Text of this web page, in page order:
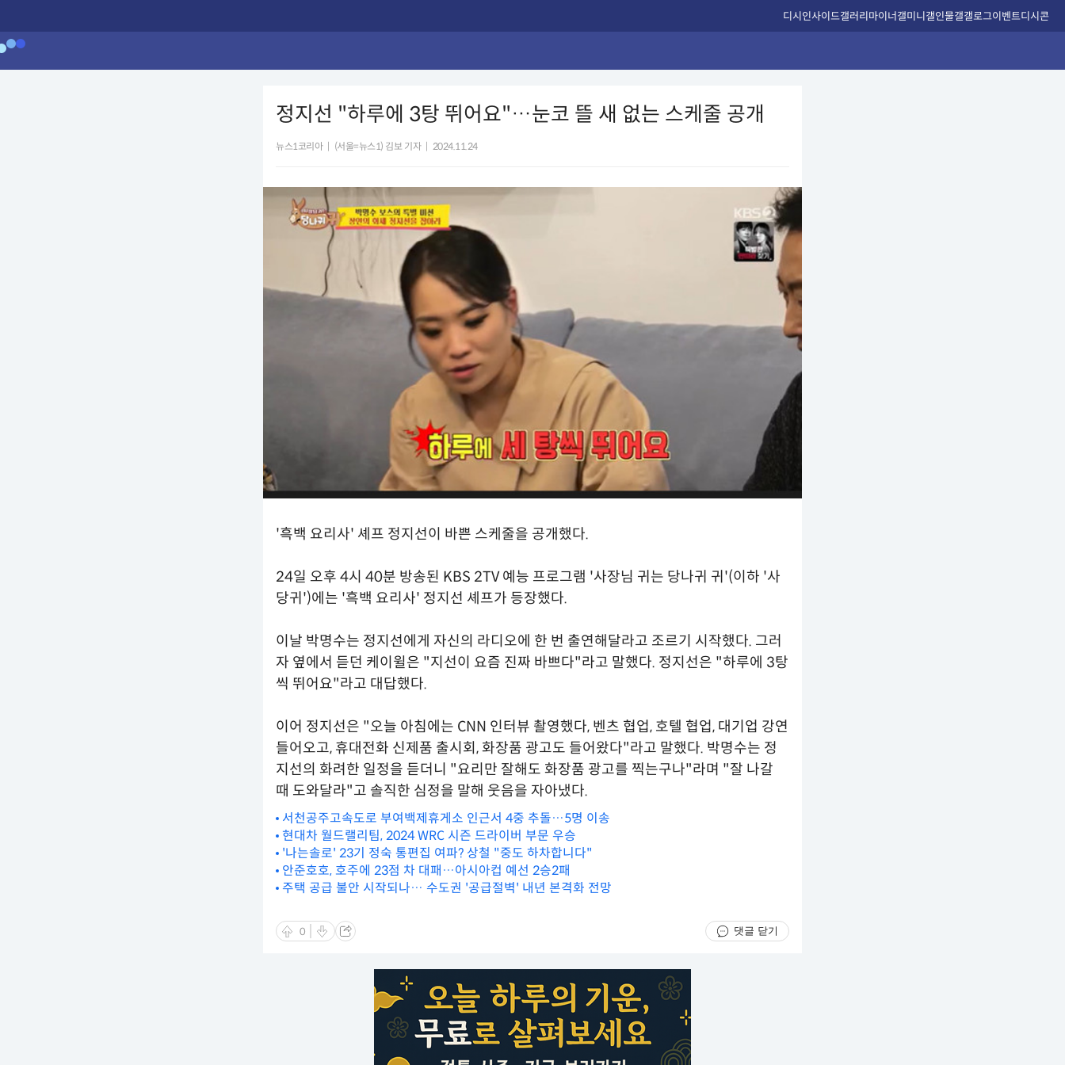
디시인사이드갤러리마이너갤미니갤인물갤갤로그이벤트디시콘
정지선 "하루에 3탕 뛰어요"…눈코 뜰 새 없는 스케줄 공개
뉴스1코리아 (서울=뉴스1) 김보 기자 2024.11.24
'흑백 요리사' 셰프 정지선이 바쁜 스케줄을 공개했다.
24일 오후 4시 40분 방송된 KBS 2TV 예능 프로그램 '사장님 귀는 당나귀 귀'(이하 '사
당귀')에는 '흑백 요리사' 정지선 셰프가 등장했다.
이날 박명수는 정지선에게 자신의 라디오에 한 번 출연해달라고 조르기 시작했다. 그러
자 옆에서 듣던 케이윌은 "지선이 요즘 진짜 바쁘다"라고 말했다. 정지선은 "하루에 3탕
씩 뛰어요"라고 대답했다.
이어 정지선은 "오늘 아침에는 CNN 인터뷰 촬영했다, 벤츠 협업, 호텔 협업, 대기업 강연
들어오고, 휴대전화 신제품 출시회, 화장품 광고도 들어왔다"라고 말했다. 박명수는 정
지선의 화려한 일정을 듣더니 "요리만 잘해도 화장품 광고를 찍는구나"라며 "잘 나갈
때 도와달라"고 솔직한 심정을 말해 웃음을 자아냈다.
서천공주고속도로 부여백제휴게소 인근서 4중 추돌…5명 이송
현대차 월드랠리팀, 2024 WRC 시즌 드라이버 부문 우승
'나는솔로' 23기 정숙 통편집 여파? 상철 "중도 하차합니다"
안준호호, 호주에 23점 차 대패…아시아컵 예선 2승2패
주택 공급 불안 시작되나… 수도권 '공급절벽' 내년 본격화 전망
0 댓글 닫기